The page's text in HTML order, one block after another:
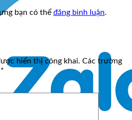
bạn có thể đăng bình luận.
hiển thị công khai. Các trường
*